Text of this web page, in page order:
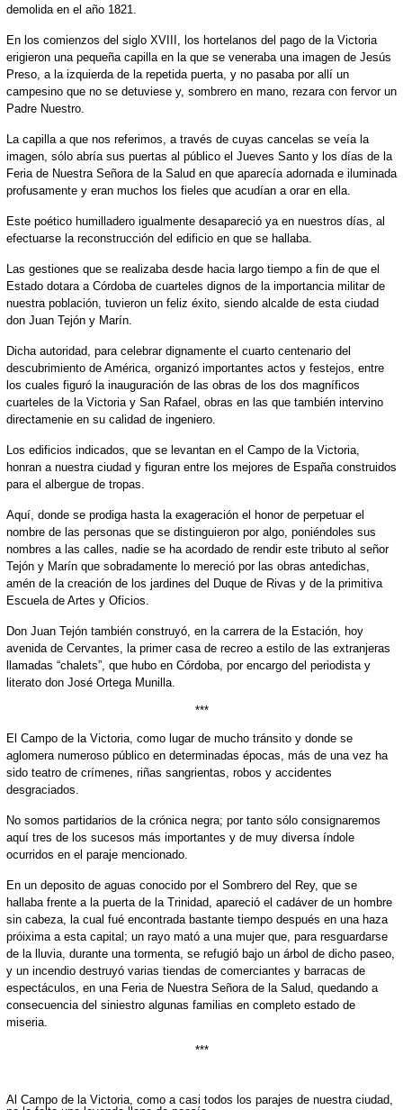
demolida en el año 1821.
En los comienzos del siglo XVIII, los hortelanos del pago de la Victoria
erigieron una pequeña capilla en la que se veneraba una imagen de Jesús
Preso, a la izquierda de la repetida puerta, y no pasaba por allí un
campesino que no se detuviese y, sombrero en mano, rezara con fervor un
Padre Nuestro.
La capilla a que nos referimos, a través de cuyas cancelas se veía la
imagen, sólo abría sus puertas al público el Jueves Santo y los días de la
Feria de Nuestra Señora de la Salud en que aparecía adornada e iluminada
profusamente y eran muchos los fieles que acudían a orar en ella.
Este poético humilladero igualmente desapareció ya en nuestros días, al
efectuarse la reconstrucción del edificio en que se hallaba.
Las gestiones que se realizaba desde hacia largo tiempo a fin de que el
Estado dotara a Córdoba de cuarteles dignos de la importancia militar de
nuestra población, tuvieron un feliz éxito, siendo alcalde de esta ciudad
don Juan Tejón y Marín.
Dicha autoridad, para celebrar dignamente el cuarto centenario del
descubrimiento de América, organizó importantes actos y festejos, entre
los cuales figuró la inauguración de las obras de los dos magníficos
cuarteles de la Victoria y San Rafael, obras en las que también intervino
directamenie en su calidad de ingeniero.
Los edificios indicados, que se levantan en el Campo de la Victoria,
honran a nuestra ciudad y figuran entre los mejores de España construidos
para el albergue de tropas.
Aquí, donde se prodiga hasta la exageración el honor de perpetuar el
nombre de las personas que se distinguieron por algo, poniéndoles sus
nombres a las calles, nadie se ha acordado de rendir este tributo al señor
Tejón y Marín que sobradamente lo mereció por las obras antedichas,
amén de la creación de los jardines del Duque de Rivas y de la primitiva
Escuela de Artes y Oficios.
Don Juan Tejón también construyó, en la carrera de la Estación, hoy
avenida de Cervantes, la primer casa de recreo a estilo de las extranjeras
llamadas “chalets”, que hubo en Córdoba, por encargo del periodista y
literato don José Ortega Munilla.
***
El Campo de la Victoria, como lugar de mucho tránsito y donde se
aglomera numeroso público en determinadas épocas, más de una vez ha
sido teatro de crímenes, riñas sangrientas, robos y accidentes
desgraciados.
No somos partidarios de la crónica negra; por tanto sólo consignaremos
aquí tres de los sucesos más importantes y de muy diversa índole
ocurridos en el paraje mencionado.
En un deposito de aguas conocido por el Sombrero del Rey, que se
hallaba frente a la puerta de la Trinidad, apareció el cadáver de un hombre
sin cabeza, la cual fué encontrada bastante tiempo después en una haza
próixima a esta capital; un rayo mató a una mujer que, para resguardarse
de la lluvia, durante una tormenta, se refugió bajo un árbol de dicho paseo,
y un incendio destruyó varias tiendas de comerciantes y barracas de
espectáculos, en una Feria de Nuestra Señora de la Salud, quedando a
consecuencia del siniestro algunas familias en completo estado de
miseria.
***
Al Campo de la Victoria, como a casi todos los parajes de nuestra ciudad,